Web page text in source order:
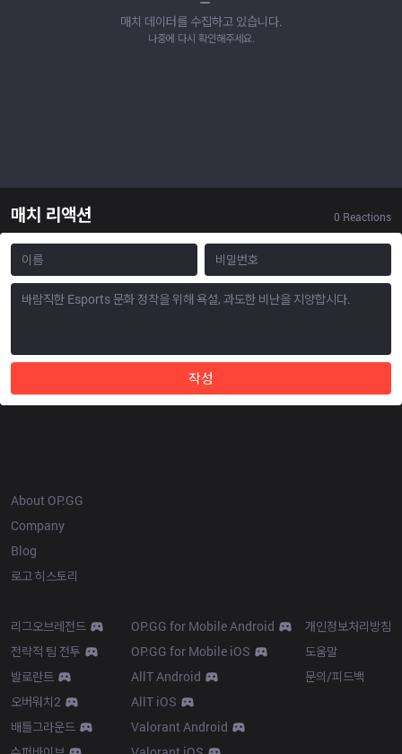
매치 데이터를 수집하고 있습니다.
나중에 다시 확인해주세요.
매치 리액션 0 Reactions
작성
About OP.GG
Company
Blog
로고 히스토리
리그오브레전드
전략적 팀 전투
발로란트
오버워치2
배틀그라운드
OP.GG for Mobile Android
OP.GG for Mobile iOS
AllT Android
AllT iOS
Valorant Android
개인정보처리방침
도움말
문의/피드백